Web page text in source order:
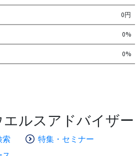
0円
0%
0%
ルスアドバイザー
索
特集・セミナー